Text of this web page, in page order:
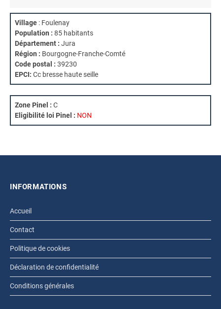
Village : Foulenay
Population : 85 habitants
Département : Jura
Région : Bourgogne-Franche-Comté
Code postal : 39230
EPCI: Cc bresse haute seille
Zone Pinel : C
Eligibilité loi Pinel : NON
INFORMATIONS
Accueil
Contact
Politique de cookies
Déclaration de confidentialité
Conditions générales